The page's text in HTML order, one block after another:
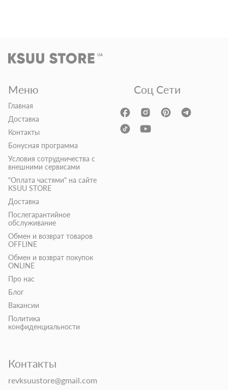
Меню
Главная
Доставка
Контакты
Бонусная программа
Условия сотрудничества с
внешними сервисами
"Оплата частями" на сайте
KSUU STORE
Доставка
Послегарантийное
обслуживание
Обмен и возврат товаров
OFFLINE
Обмен и возврат покупок
ONLINE
Про нас
Блог
Вакансии
Политика
конфиденциальности
Контакты
revksuustore@gmail.com
Соц Сети